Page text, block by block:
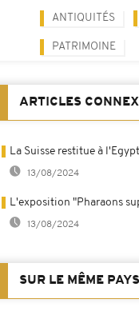
ANTIQUITÉS
PATRIMOINE
ARTICLES
La Suisse restitue à
13/08/2024
L'exposition "Pharaons
13/08/2024
SUR LE MÊME PAYS